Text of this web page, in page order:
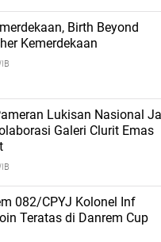
Birth Beyond
Kemerdekaan
Lukisan Nasional
Galeri Clurit Emas
082/CPYJ Kolonel Inf
Teratas di Danrem Cup